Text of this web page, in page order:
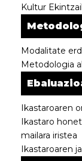
Kultur
Modalitate
Metodologia
Ikastaroaren
Ikastaro
mailara iristea
Ikastaroaren